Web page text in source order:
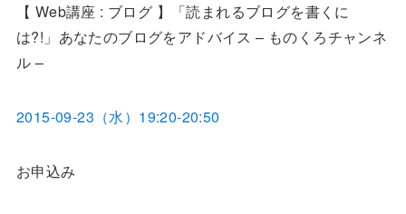
【 Web講座 : ブログ 】「読まれるブログを書くに
は?!」あなたのブログをアドバイス – ものくろチャンネ
ル –
2015-09-23（水）19:20-20:50
お申込み